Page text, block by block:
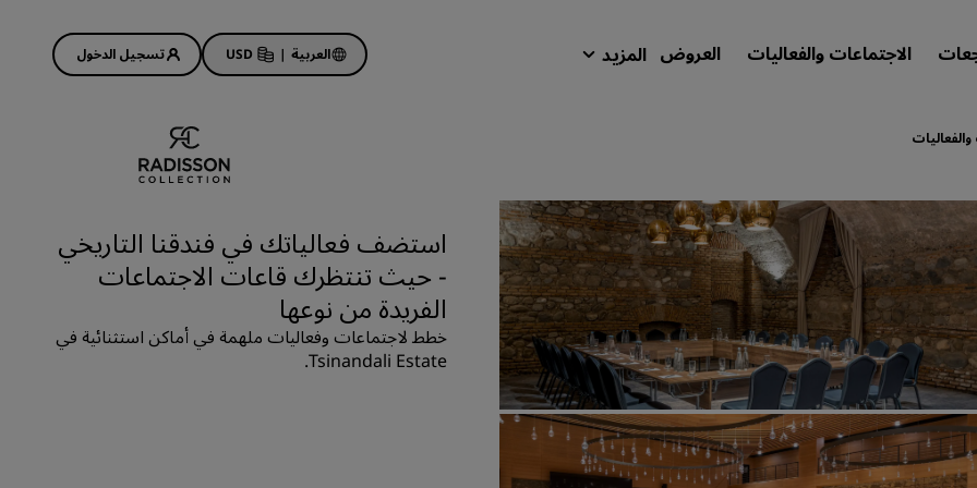
الاجتماعات والفعاليات العروض المزيد العربية |
USD تسجيل الدخول
الوجهات
المنتجعات
شقق فندقية مجهزة
فنادق قريبة من المطار
الفنادق الجديدة والمرتقب افتتاحها قريبًا
الاجتماعات والفعاليات
استكشف برنامج Radisson Meetings
عروض الفنادق
ابدأ الآن لربح الكثير
Deals of the Day
احجز مقدمًا
اطلع على الباقات المتاحة لدينا
استضف فعالياتك في فندقنا التاريخي
- حيث تنتظرك قاعات الاجتماعات
الفريدة من نوعها
خطط لاجتماعات وفعاليات ملهمة في أماكن استثنائية في
Tsinandali Estate.